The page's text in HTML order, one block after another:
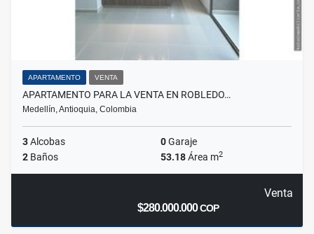
APARTAMENTO VENTA
APARTAMENTO PARA LA VENTA EN ROBLEDO…
Medellín, Antioquia, Colombia
3Alcobas 0Garaje
2 Baños 53.18Área m2
Venta
$280.000.000COP